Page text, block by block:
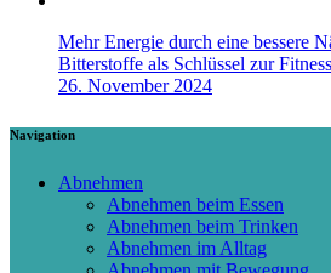
Mehr Energie durch eine bessere
Bitterstoffe als Schlüssel zur Fitness
26. November 2024
Navigation
Abnehmen
Abnehmen beim Essen
Abnehmen beim Trinken
Abnehmen im Alltag